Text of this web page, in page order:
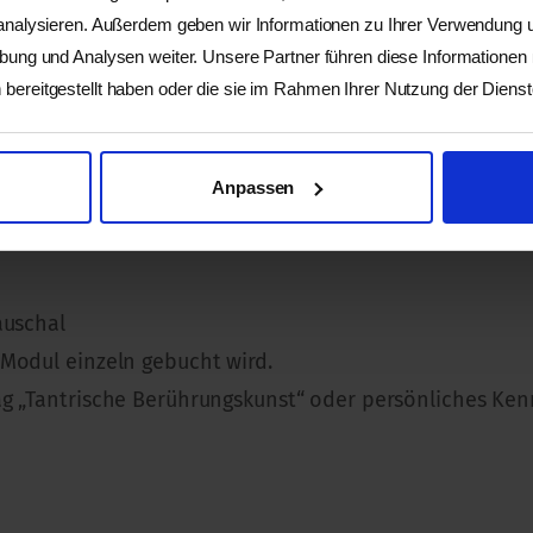
Außerdem geben wir Informationen zu Ihrer Verwendung
und Analysen weiter. Unsere Partner führen diese
haben oder die sie im Rahmen Ihrer Nutzung der
Anpassen
unserer vielfältigen Erfahrung individuell. Die
IBP, sowie Elemente vom Ansatz des Sexual
Meditation und Tanz. Es ist uns wichtig einen
und Lebendigkeit zu öffnen und mit
einzeln gebucht wird.
„Tantrische Berührungskunst“ oder persönliches